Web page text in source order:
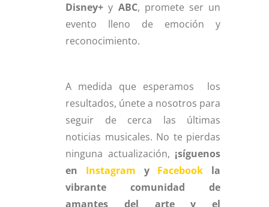
Disney+ y ABC, promete ser un
evento lleno de emoción y
reconocimiento.
A medida que esperamos los
resultados, únete a nosotros para
seguir de cerca las últimas
noticias musicales. No te pierdas
ninguna actualización, ¡síguenos
en Instagram y Facebook la
vibrante comunidad de
amantes del arte y el